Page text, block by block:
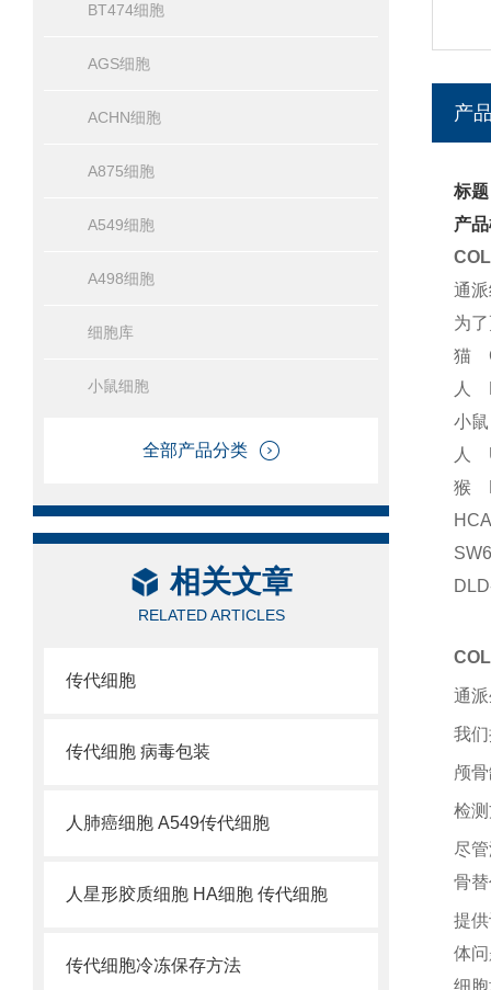
BT474细胞
AGS细胞
ACHN细胞
A875细胞
A549细胞
A498细胞
细胞库
小鼠细胞
全部产品分类
相关文章
RELATED ARTICLES
传代细胞
传代细胞 病毒包装
人肺癌细胞 A549传代细胞
人星形胶质细胞 HA细胞 传代细胞
传代细胞冷冻保存方法
产
标
产
通
为
猫
人
小
人
猴
通
我
颅
检
尽
骨
提
体
细